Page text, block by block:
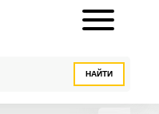
НАЙТИ